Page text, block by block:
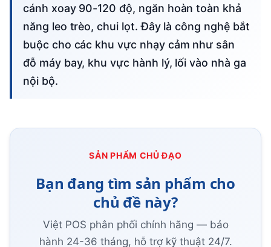
cánh xoay 90-120 độ, ngăn hoàn toàn khả
năng leo trèo, chui lọt. Đây là công nghệ bắt
buộc cho các khu vực nhạy cảm như sân
đỗ máy bay, khu vực hành lý, lối vào nhà ga
nội bộ.
SẢN PHẨM CHỦ ĐẠO
Bạn đang tìm sản phẩm cho
chủ đề này?
Việt POS phân phối chính hãng — bảo
hành 24-36 tháng, hỗ trợ kỹ thuật 24/7.